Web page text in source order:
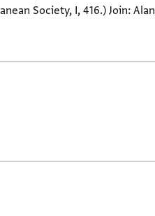
Society, I, 416.) Join: Alan